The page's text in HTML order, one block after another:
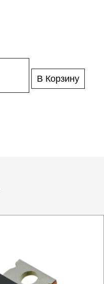
В Корзину